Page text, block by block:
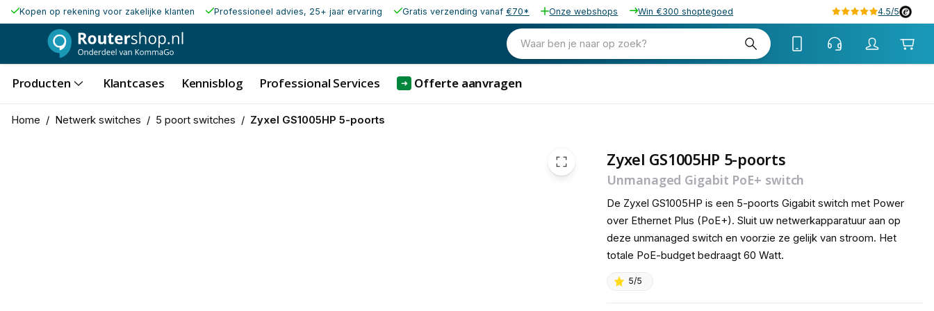
Kopen op rekening voor zakelijke klanten Professioneel advies, 25+ jaar ervaring Gratis verzending vanaf €70* Onze webshops Win €300 shoptegoed 4.5/5
Waar ben je naar op zoek?
Producten Klantcases Kennisblog Professional Services ➜ Offerte aanvragen
Home / Netwerk switches / 5 poort switches / Zyxel GS1005HP 5-poorts
Zyxel GS1005HP 5-poorts
Unmanaged Gigabit PoE+ switch
De Zyxel GS1005HP is een 5-poorts Gigabit switch met Power
over Ethernet Plus (PoE+). Sluit uw netwerkapparatuur aan op
deze unmanaged switch en voorzie ze gelijk van stroom. Het
totale PoE-budget bedraagt 60 Watt.
5/5
40,41 excl. btw
48,90 incl. btw